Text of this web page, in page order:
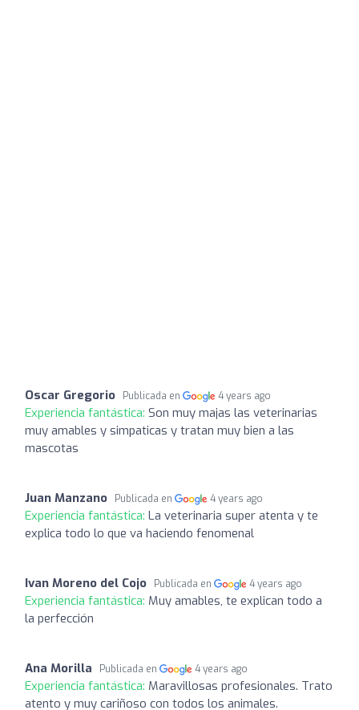
Oscar Gregorio Publicada en 4 years ago
Experiencia fantástica: Son muy majas las veterinarias
muy amables y simpaticas y tratan muy bien a las
mascotas
Juan Manzano Publicada en 4 years ago
Experiencia fantástica: La veterinaria super atenta y te
explica todo lo que va haciendo fenomenal
Ivan Moreno del Cojo Publicada en 4 years ago
Experiencia fantástica: Muy amables, te explican todo a
la perfección
Ana Morilla Publicada en 4 years ago
Experiencia fantástica: Maravillosas profesionales. Trato
atento y muy cariñoso con todos los animales.